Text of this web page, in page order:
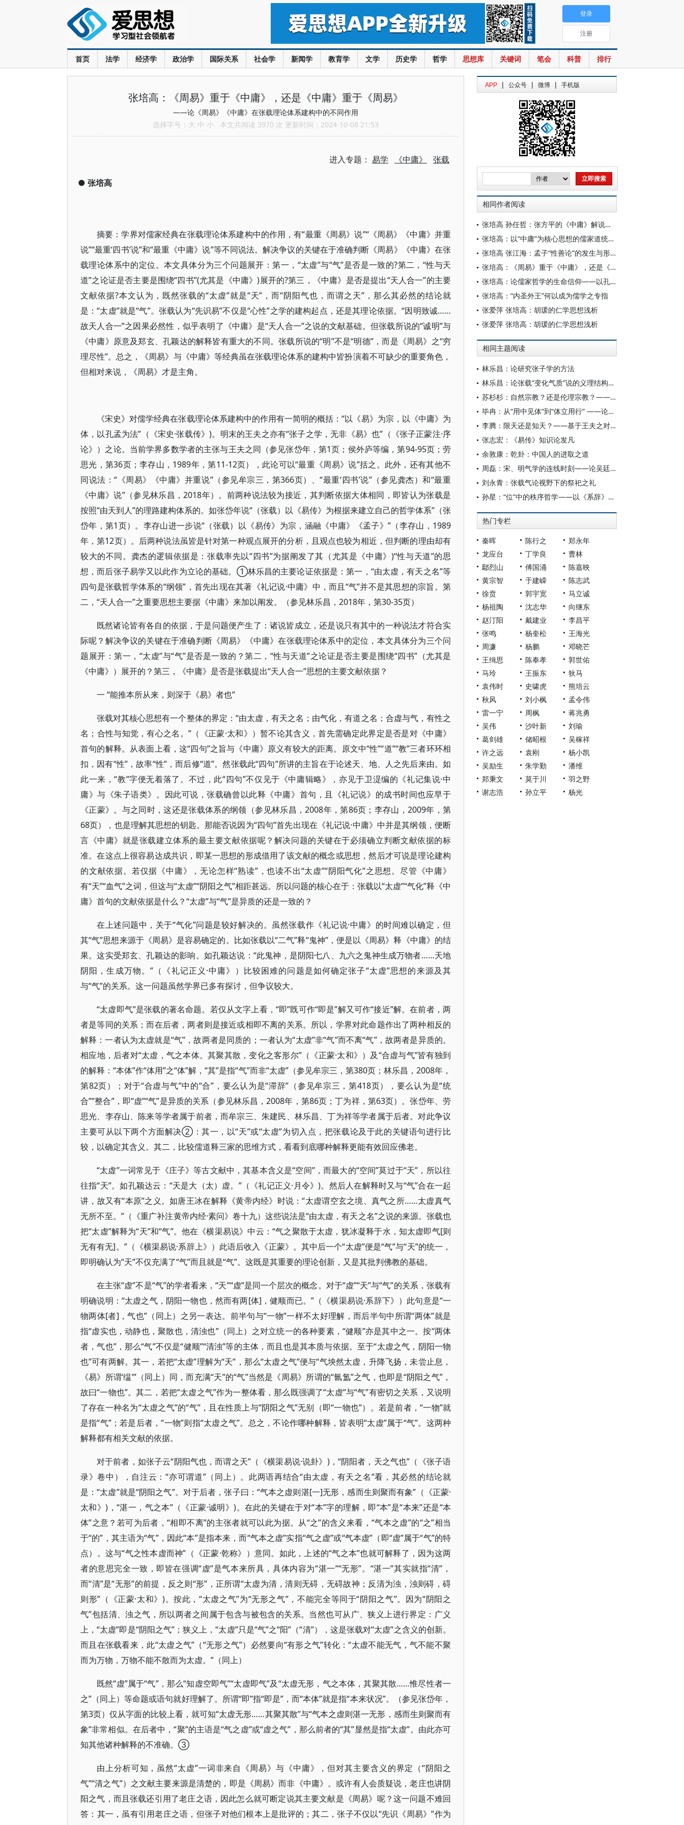
首页 法学 经济学 政治学 国际关系 社会学 新闻学 教育学 文学 历史学 哲学 思想库 关键词 笔会 科普 排行
登录
注册
张培高：《周易》重于《中庸》，还是《中庸》重于《周易》
——论《周易》《中庸》在张载理论体系建构中的不同作用
选择字号： 大 中 小 本文共阅读 3970 次 更新时间：2024-10-08 21:53
进入专题： 易学 《中庸》 张载
● 张培高
摘要：学界对儒家经典在张载理论体系建构中的作用，有“最重《周易》说”“《周易》《中庸》并重
说”“最重‘四书’说”和“最重《中庸》说”等不同说法。解决争议的关键在于准确判断《周易》《中庸》在张
载理论体系中的定位。本文具体分为三个问题展开：第一，“太虚”与“气”是否是一致的?第二，“性与天
道”之论证是否主要是围绕“四书”(尤其是《中庸》)展开的?第三，《中庸》是否是提出“天人合一”的主要
文献依据?本文认为，既然张载的“太虚”就是“天”，而“阴阳气也，而谓之天”，那么其必然的结论就
是：“太虚”就是“气”。张载认为“先识易”不仅是“心性”之学的建构起点，还是其理论依据。“因明致诚……
故天人合一”之因果必然性，似乎表明了《中庸》是“天人合一”之说的文献基础。但张载所说的“诚明”与
《中庸》原意及郑玄、孔颖达的解释皆有重大的不同。张载所说的“明”不是“明德”，而是《周易》之“穷
理尽性”。总之，《周易》与《中庸》等经典虽在张载理论体系的建构中皆扮演着不可缺少的重要角色，
但相对来说，《周易》才是主角。
《宋史》对儒学经典在张载理论体系建构中的作用有一简明的概括：“以《易》为宗，以《中庸》为
体，以孔孟为法”（《宋史·张载传》)。明末的王夫之亦有“张子之学，无非《易》也”（《张子正蒙注·序
论》）之论。当前学界多数学者的主张与王夫之同（参见张岱年，第1页；侯外庐等编，第94-95页；劳
思光，第36页；李存山，1989年，第11-12页），此论可以“最重《周易》说”括之。此外，还有其他不
同说法：“《周易》《中庸》并重说”（参见牟宗三，第366页）、“最重‘四书’说”（参见龚杰）和“最重
《中庸》说”（参见林乐昌，2018年）。前两种说法较为接近，其判断依据大体相同，即皆认为张载是
按照“由天到人”的理路建构体系的。如张岱年说“（张载）以《易传》为根据来建立自己的哲学体系”（张
岱年，第1页）。李存山进一步说“（张载）以《易传》为宗，涵融《中庸》《孟子》”（李存山，1989
年，第12页）。后两种说法虽皆是针对第一种观点展开的分析，且观点也较为相近，但判断的理由却有
较大的不同。龚杰的逻辑依据是：张载率先以“四书”为据阐发了其（尤其是《中庸》)“性与天道”的思
想，而后张子易学又以此作为立论的基础。①林乐昌的主要论证依据是：第一，“由太虚，有天之名”等
四句是张载哲学体系的“纲领”，首先出现在其著《礼记说·中庸》中，而且“气”并不是其思想的宗旨。第
二，“天人合一”之重要思想主要据《中庸》来加以阐发。（参见林乐昌，2018年，第30-35页）
既然诸论皆有各自的依据，于是问题便产生了：诸说皆成立，还是说只有其中的一种说法才符合实
际呢？解决争议的关键在于准确判断《周易》《中庸》在张载理论体系中的定位，本文具体分为三个问
题展开：第一，“太虚”与“气”是否是一致的？第二，“性与天道”之论证是否主要是围绕“四书”（尤其是
《中庸》）展开的？第三，《中庸》是否是张载提出“天人合一”思想的主要文献依据？
一 “能推本所从来，则深于《易》者也”
张载对其核心思想有一个整体的界定：“由太虚，有天之名；由气化，有道之名；合虚与气，有性之
名；合性与知觉，有心之名。”（《正蒙·太和》）暂不论其含义，首先需确定此界定是否是对《中庸》
首句的解释。从表面上看，这“四句”之旨与《中庸》原义有较大的距离。原文中“性”“道”“教”三者环环相
扣，因有“性”，故率“性”，而后修“道”。然张载此“四句”所讲的主旨在于论述天、地、人之先后来由。如
此一来，“教”字便无着落了。不过，此“四句”不仅见于《中庸辑略》，亦见于卫湜编的《礼记集说·中
庸》与《朱子语类》。因此可说，张载确曾以此释《中庸》首句，且《礼记说》的成书时间也应早于
《正蒙》。与之同时，这还是张载体系的纲领（参见林乐昌，2008年，第86页；李存山，2009年，第
68页），也是理解其思想的钥匙。那能否说因为“四句”首先出现在《礼记说·中庸》中并是其纲领，便断
言《中庸》就是张载建立体系的最主要文献依据呢？解决问题的关键在于必须确立判断文献依据的标
准。在这点上很容易达成共识，即某一思想的形成借用了该文献的概念或思想，然后才可说是理论建构
的文献依据。若仅据《中庸》，无论怎样“熟读”，也读不出“太虚”“阴阳气化”之思想。尽管《中庸》
有“天”“血气”之词，但这与“太虚”“阴阳之气”相距甚远。所以问题的核心在于：张载以“太虚”“气化”释《中
庸》首句的文献依据是什么？“太虚”与“气”是异质的还是一致的？
在上述问题中，关于“气化”问题是较好解决的。虽然张载作《礼记说·中庸》的时间难以确定，但
其“气”思想来源于《周易》是容易确定的。比如张载以“二气”释“鬼神”，便是以《周易》释《中庸》的结
果。这实受郑玄、孔颖达的影响。如孔颖达说：“此鬼神，是阴阳七八、九六之鬼神生成万物者……天地
阴阳，生成万物。”（《礼记正义·中庸》）比较困难的问题是如何确定张子“太虚”思想的来源及其
与“气”的关系。这一问题虽然学界已多有探讨，但争议较大。
“太虚即气”是张载的著名命题。若仅从文字上看，“即”既可作“即是”解又可作“接近”解。在前者，两
者是等同的关系；而在后者，两者则是接近或相即不离的关系。所以，学界对此命题作出了两种相反的
解释：一者认为太虚就是“气”，故两者是同质的；一者认为“太虚”非“气”而不离“气”，故两者是异质的。
相应地，后者对“太虚，气之本体。其聚其散，变化之客形尔”（《正蒙·太和》）及“合虚与气”皆有独到
的解释：“本体”作“体用”之“体”解，“其”是指“气”而非“太虚”（参见牟宗三，第380页；林乐昌，2008年，
第82页）；对于“合虚与气”中的“合”，要么认为是“滞辞”（参见牟宗三，第418页），要么认为是“统
合”“整合”，即“虚”“气”是异质的关系（参见林乐昌，2008年，第86页；丁为祥，第63页）。张岱年、劳
思光、李存山、陈来等学者属于前者，而牟宗三、朱建民、林乐昌、丁为祥等学者属于后者。对此争议
主要可从以下两个方面解决②：其一，以“天”或“太虚”为切入点，把张载论及于此的关键语句进行比
较，以确定其含义。其二，比较儒道释三家的思维方式，看看到底哪种解释更能有效回应佛老。
“太虚”一词常见于《庄子》等古文献中，其基本含义是“空间”，而最大的“空间”莫过于“天”，所以往
往指“天”。如孔颖达云：“天是大（太）虚。”（《礼记正义·月令》)。然后人在解释时又与“气”合在一起
讲，故又有“本原”之义。如唐王冰在解释《黄帝内经》时说：“太虚谓空玄之境、真气之所……太虚真气
无所不至。”（《重广补注黄帝内经·素问》卷十九）这些说法是“由太虚，有天之名”之说的来源。张载也
把“太虚”解释为“天”和“气”。他在《横渠易说》中云：“气之聚散于太虚，犹冰凝释于水，知太虚即气[则
无有有无]。”（《横渠易说·系辞上》）此语后收入《正蒙》。其中后一个“太虚”便是“气”与“天”的统一，
即明确认为“天”不仅充满了“气”而且就是“气”。这既是其重要的理论创新，又是其批判佛教的基础。
在主张“虚”不是“气”的学者看来，“天”“虚”是同一个层次的概念。对于“虚”“天”与“气”的关系，张载有
明确说明：“太虚之气，阴阳一物也，然而有两[体]，健顺而已。”（《横渠易说·系辞下》）此句意是“一
物两体[者]，气也”（同上）之另一表达。前半句与“一物”一样不太好理解，而后半句中所谓“两体”就是
指“虚实也，动静也，聚散也，清浊也”（同上）之对立统一的各种要素，“健顺”亦是其中之一。按“两体
者，气也”，那么“气”不仅是“健顺”“清浊”等的主体，而且也是其本质与依据。至于“太虚之气，阴阳一物
也”可有两解。其一，若把“太虚”理解为“天”，那么“太虚之气”便与“气坱然太虚，升降飞扬，未尝止息，
《易》所谓‘缊’”（同上）同，而充满“天”的“气”当然是《周易》所谓的“氤氲”之气，也即是“阴阳之气”，
故曰“一物也”。其二，若把“太虚之气”作为一整体看，那么既强调了“太虚”与“气”有密切之关系，又说明
了存在一种名为“太虚之气”的“气”，且在性质上与“阴阳之气”无别（即“一物也”）。若是前者，“一物”就
是指“气”；若是后者，“一物”则指“太虚之气”。总之，不论作哪种解释，皆表明“太虚”属于“气”。这两种
解释都有相关文献的依据。
对于前者，如张子云“阴阳气也，而谓之天”（《横渠易说·说卦》)，“阴阳者，天之气也”（《张子语
录》卷中），自注云：“亦可谓道”（同上）。此两语再结合“由太虚，有天之名”看，其必然的结论就
是：“太虚”就是“阴阳之气”。对于后者，张子曰：“气本之虚则湛[一]无形，感而生则聚而有象”（《正蒙·
太和》)，“湛一，气之本”（《正蒙·诚明》)。在此的关键在于对“本”字的理解，即“本”是“本来”还是“本
体”之意？若可为后者，“相即不离”的主张者就可以此为据。从“之”的含义来看，“气本之虚”的“之”相当
于“的”，其主语为“气”，因此“本”是指本来，而“气本之虚”实指“气之虚”或“气本虚”（即“虚”属于“气”的特
点）。这与“气之性本虚而神”（《正蒙·乾称》）意同。如此，上述的“气之本”也就可解释了，因为这两
者的意思完全一致，即皆在强调“虚”是气本来所具，具体内容为“湛一”“无形”。“湛一”其实就指“清”，
而“清”是“无形”的前提，反之则“形”，正所谓“太虚为清，清则无碍，无碍故神；反清为浊，浊则碍，碍
则形”（《正蒙·太和》)。按此，“太虚之气”为“无形之气”，不能完全等同于“阴阳之气”。因为“阴阳之
气”包括清、浊之气，所以两者之间属于包含与被包含的关系。当然也可从广、狭义上进行界定：广义
上，“太虚”即是“阴阳之气”；狭义上，“太虚”只是“气”之“阳”（“清”），这是张载对“太虚”之含义的创新。
而且在张载看来，此“太虚之气”（“无形之气”）必然要向“有形之气”转化：“太虚不能无气，气不能不聚
而为万物，万物不能不散而为太虚。”（同上）
既然“虚”属于“气”，那么“知虚空即气”“太虚即气”及“太虚无形，气之本体，其聚其散……惟尽性者一
之”（同上）等命题或语句就好理解了。所谓“即”指“即是”，而“本体”就是指“本来状况”。（参见张岱年，
第3页）仅从字面的比较上看，就可知“太虚无形……其聚其散”与“气本之虚则湛一无形，感而生则聚而有
象”非常相似。在后者中，“聚”的主语是“气之虚”或“虚之气”，那么前者的“其”显然是指“太虚”。由此亦可
知其他诸种解释的不准确。③
由上分析可知，虽然“太虚”一词非来自《周易》与《中庸》，但对其主要含义的界定（“阴阳之
气”“清之气”）之文献主要来源是清楚的，即是《周易》而非《中庸》。或许有人会质疑说，老庄也讲阴
阳之气，而且张载还引用了老庄之语，因此怎么就可断定说其主要文献是《周易》呢？这一问题不难回
答：其一，虽有引用老庄之语，但张子对他们根本上是批评的；其二，张子不仅以“先识《周易》”作为
APP | 公众号 | 微博 | 手机版
相同作者阅读
张培高 孙任哲：张方平的《中庸》解说及其影响
张培高：以“中庸”为核心思想的儒家道统谱系建构历程论析
张培高 张江海：孟子“性善论”的发生与形成
张培高：《周易》重于《中庸》，还是《中庸》重于《周易》
张培高：论儒家哲学的生命信仰——以孔颜之乐为中心
张培高：“内圣外王”何以成为儒学之专指
张爱萍 张培高：胡瑗的仁学思想浅析
张爱萍 张培高：胡瑗的仁学思想浅析
相同主题阅读
林乐昌：论研究张子学的方法
林乐昌：论张载“变化气质”说的义理结构与工夫特色
苏杉杉：自然宗教？还是伦理宗教？——《易经》宗教观再议：自然宗教？还是伦理宗教？——《易经》宗教观再议
毕冉：从“用中见体”到“体立用行” ——论朱子对《中庸》首章“大本”“达道”的阐释变化
李腾：限天还是知天？——基于王夫之对张载“左旋说”批判的再考察
张志宏：《易传》知识论发凡
余敦康：乾卦：中国人的进取之道
周磊：宋、明气学的连线时刻——论吴廷翰对张载思想的继承与发扬
刘永青：张载气论视野下的祭祀之礼
孙星：“位”中的秩序哲学——以《系辞》为中心
热门专栏
秦晖 陈行之
郑永年
龙应台
丁学良
曹林
鄢烈山
傅国涌
陈嘉映
黄宗智
于建嵘
陈志武
徐贲
郭宇宽
马立诚
杨祖陶
沈志华
向继东
赵汀阳
戴建业
李昌平
张鸣
杨奎松
王海光
周濂
杨鹏
邓晓芒
王缉思
陈奉孝
郭世佑
马玲
王振东
狄马
袁伟时
史啸虎
熊培云
秋风
刘小枫
孟令伟
雷一宁
周枫
蒋兆勇
吴伟
沙叶新
刘瑜
葛剑雄
储昭根
吴稼祥
许之远
袁刚
杨小凯
吴励生
朱学勤
潘维
郑秉文
莫于川
羽之野
谢志浩
孙立平 杨光